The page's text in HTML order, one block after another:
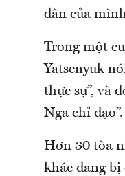
dân của
Trong một
Yatsenyuk
thực sự”, và
Nga chỉ đạo”.
Hơn 30 tòa
khác đang bị